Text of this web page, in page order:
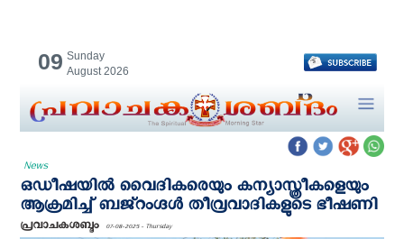
09 Sunday
August 2026
News
ഒഡീഷയില്‍ വൈദികരെയും കന്യാസ്ത്രീകളെയും
ആക്രമിച്ച് ബജ്‌റംഗ്ദൾ തീവ്രവാദികളുടെ ഭീഷണി
പ്രവാചകശബ്ദം 07-08-2025 - Thursday